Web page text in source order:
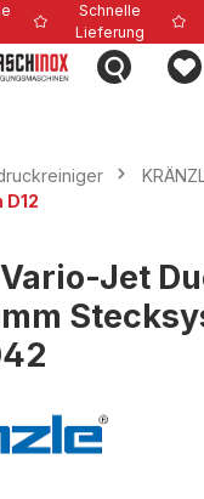
Schnelle
Lieferung
D12
Jet